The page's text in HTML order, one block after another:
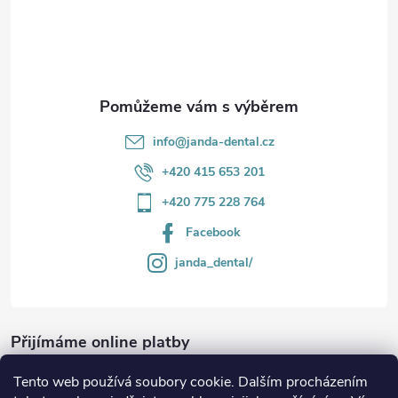
Tento web používá soubory cookie. Dalším procházením
info@janda-dental.cz
+420 415 653 201
+420 775 228 764
Facebook
janda_dental/
Přijímáme online platby